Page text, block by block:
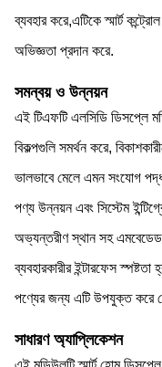
ব্যবহার করে,এটিকে স্মার্ট
অভিজ্ঞতা প্রদান করে.
সমন্বয় ও উন্নয়ন
এই টিএফটি এলসিডি ডিসপ্লে
বিকল্পগুলি সমর্থন করে,
ভালভাবে মেলে এমন সংযোগ
পণ্য উন্নয়ন এবং সিস্টেম
অভ্যন্তরীণ স্থান সহ
ব্যবহারকারীর ইন্টারফেস
পণ্যের জন্য এটি উপযুক্ত করে
সাধারণ অ্যাপ্লিকেশন